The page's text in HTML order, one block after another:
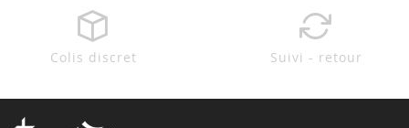
Colis discret Suivi - retour